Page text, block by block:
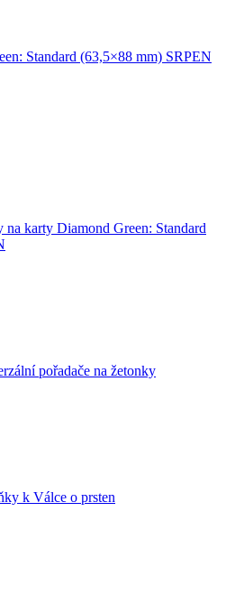
Standard (63,5×88 mm) SRPEN
na karty Diamond Green: Standard
pořadače na žetonky
k Válce o prsten